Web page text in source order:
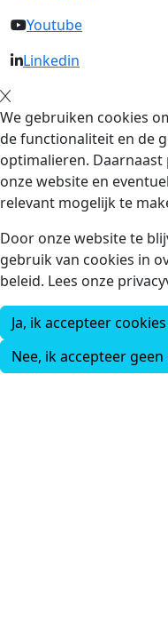
Youtube
Linkedin
We gebruiken cookies
de functionaliteit en de
optimalieren.
onze website en
relevant mogelijk te
Door onze website te
gebruik van cookies in
beleid. Lees onze
Ja, ik accepteer cookies
Nee, ik accepteer geen